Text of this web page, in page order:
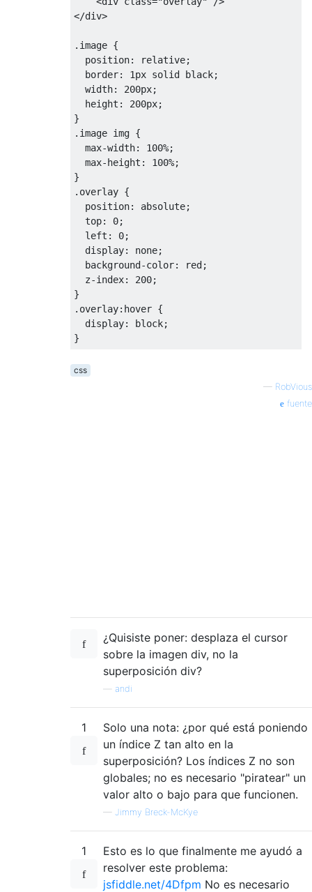
</div>
.image {
  position: relative;
  border: 1px solid black;
  width: 200px;
  height: 200px;
}
.image img {
  max-width: 100%;
  max-height: 100%;
}
.overlay {
  position: absolute;
  top: 0;
  left: 0;
  display: none;
  background-color: red;
  z-index: 200;
}
.overlay:hover {
  display: block;
}
css
— RobVious
fuente
¿Quisiste poner: desplaza el cursor
sobre la imagen div, no la
superposición div?
andi
1
Solo una nota: ¿por qué está poniendo
un índice Z tan alto en la
superposición? Los índices Z no son
globales; no es necesario "piratear" un
valor alto o bajo para que funcionen.
— Jimmy Breck-McKye
1
Esto es lo que finalmente me ayudó a
resolver este problema:
jsfiddle.net/4Dfpm No es necesario